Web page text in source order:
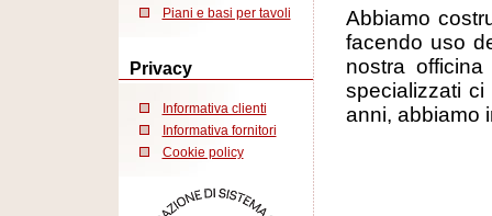
Piani e basi per tavoli
Privacy
Informativa clienti
Informativa fornitori
Cookie policy
Abbiamo
facendo uso
nostra
specializzati
anni, abbiamo